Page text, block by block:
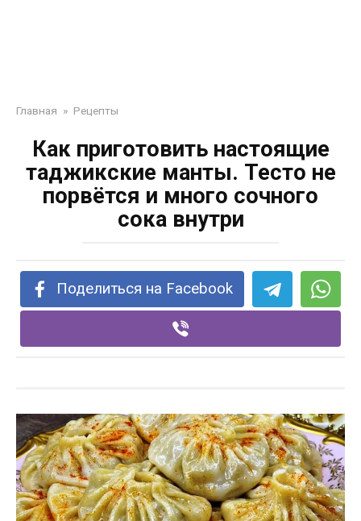
Главная » Рецепты
Как приготовить настоящие
таджикские манты. Тесто не
порвётся и много сочного
сока внутри
Поделиться на Facebook